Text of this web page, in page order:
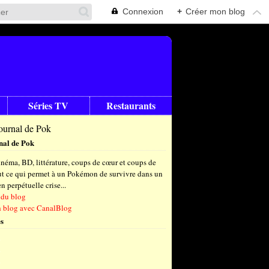
Connexion + Créer mon blog
Séries TV Restaurants
de Pok
BD, littérature, coups de cœur et coups de
ce qui permet à un Pokémon de survivre dans un
perpétuelle crise...
blog
blog avec CanalBlog